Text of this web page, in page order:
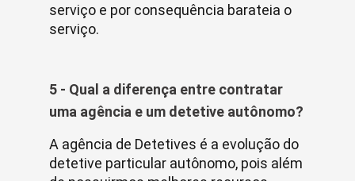
serviço e por consequência barateia o
serviço.
5 - Qual a diferença entre contratar
uma agência e um detetive autônomo?
A agência de Detetives é a evolução do
detetive particular autônomo, pois além